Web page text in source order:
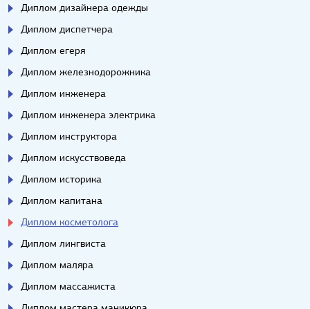
Диплом дизайнера одежды
Диплом диспетчера
Диплом егеря
Диплом железнодорожника
Диплом инженера
Диплом инженера электрика
Диплом инструктора
Диплом искусствоведа
Диплом историка
Диплом капитана
Диплом косметолога
Диплом лингвиста
Диплом маляра
Диплом массажиста